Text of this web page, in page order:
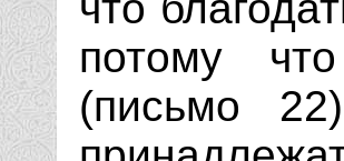
потому
(письмо